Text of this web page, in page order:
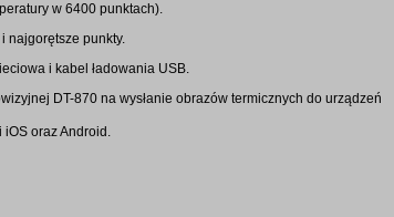
w 6400 punktach).
najgorętsze punkty.
i kabel ładowania USB.
DT-870 na wysłanie obrazów termicznych do urządzeń
iOS oraz Android.